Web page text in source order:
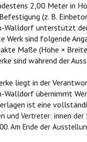
2,00 Meter in
(z. B.
Walldorf unterstützt
Werk sind folgende
Maße (Höhe ×
sind während der
liegt in der
übernimmt
ist eine
und Vertreter: innen
Am Ende der